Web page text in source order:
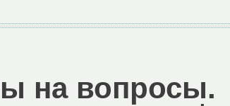
на вопросы.